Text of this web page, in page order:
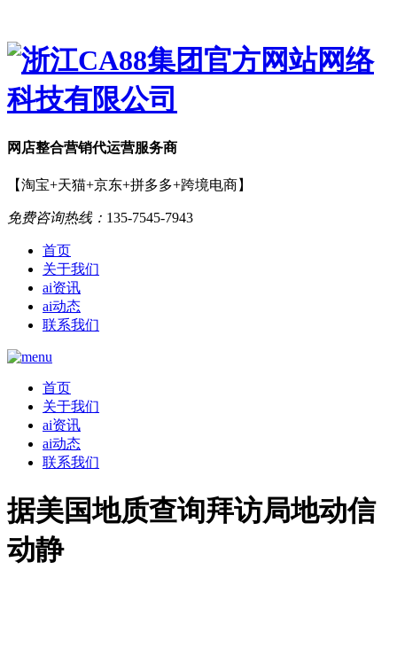
网店整合营销代运营服务商
【淘宝+天猫+京东+拼多多+跨境电商】
免费咨询热线： 135-7545-7943
首页
关于我们
ai资讯
ai动态
联系我们
首页
关于我们
ai资讯
ai动态
联系我们
据美国地质查询拜访局地动信
动静